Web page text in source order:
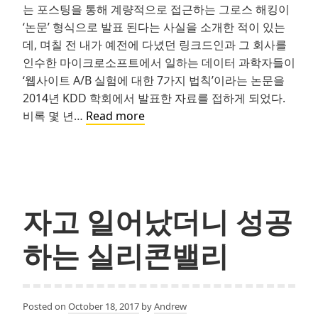
는 포스팅을 통해 계량적으로 접근하는 그로스 해킹이
‘논문’ 형식으로 발표 된다는 사실을 소개한 적이 있는
데, 며칠 전 내가 예전에 다녔던 링크드인과 그 회사를
인수한 마이크로소프트에서 일하는 데이터 과학자들이
‘웹사이트 A/B 실험에 대한 7가지 법칙’이라는 논문을
2014년 KDD 학회에서 발표한 자료를 접하게 되었다.
비록 몇 년… Read more그
웹
사
이
트
실
자고 일어났더니 성공
하는 실리콘밸리
Posted on October 18, 2017 byAndrew